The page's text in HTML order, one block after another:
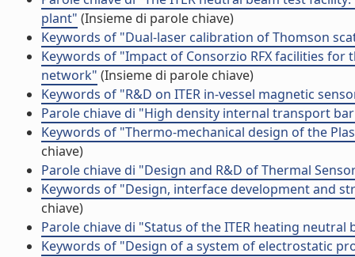
plant" (Insieme di parole chiave)
Keywords of "Dual-laser calibration of Thomson
Keywords of "Impact of Consorzio RFX facilities
network" (Insieme di parole chiave)
Keywords of "R&D on ITER in-vessel magnetic
Parole chiave di "High density internal transport
Keywords of "Thermo-mechanical design of the
chiave)
Parole chiave di "Design and R&D of Thermal
Keywords of "Design, interface development and
chiave)
Parole chiave di "Status of the ITER heating neutral
Keywords of "Design of a system of electrostatic